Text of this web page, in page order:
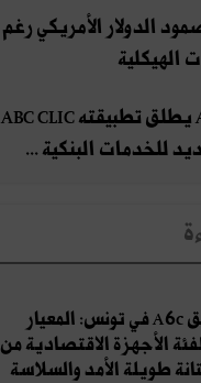
الدولار الأمريكي رغم
الهيكلية
للخدمات البنكية ...
أوبو تطلق A6c في تونس: المعيار
الأجهزة الاقتصادية من
طويلة الأمد والسلاسة